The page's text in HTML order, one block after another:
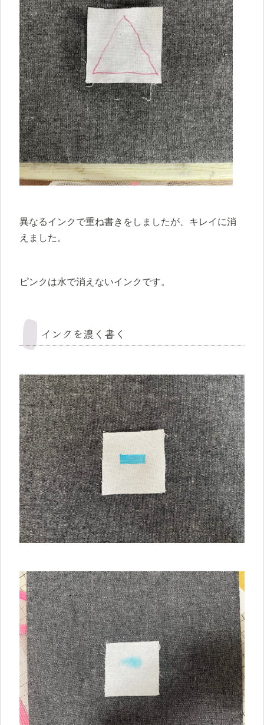
異なるインクで重ね書きをしましたが、キレイに消
えました。
ピンクは水で消えないインクです。
インクを濃く書く